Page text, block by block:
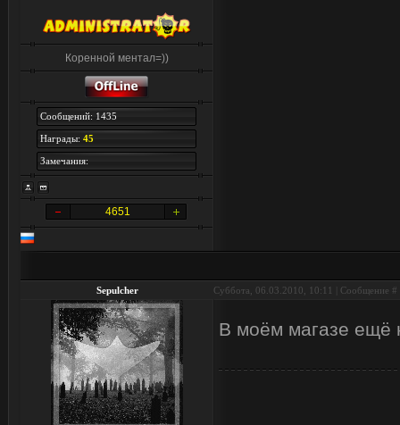
Коренной ментал=))
Сообщений: 1435
Награды: 45
Замечания:
4651
Sepulcher Суббота, 06.03.2010, 10:11 | Сообщение #
В моём магазе ещё